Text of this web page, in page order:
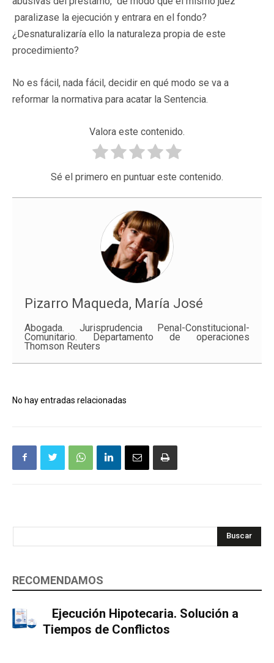
paralizase la ejecución y entrara en el fondo?
¿Desnaturalizaría ello la naturaleza propia de este
procedimiento?
No es fácil, nada fácil, decidir en qué modo se va a
reformar la normativa para acatar la Sentencia.
Valora este contenido.
Sé el primero en puntuar este contenido.
Pizarro Maqueda, María José
Abogada. Jurisprudencia Penal-Constitucional-
Comunitario. Departamento de operaciones
Thomson Reuters
No hay entradas relacionadas
Buscar
RECOMENDAMOS
Ejecución Hipotecaria. Solución a
Tiempos de Conflictos